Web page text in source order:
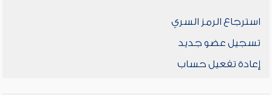
استرجاع الرمز السري
تسجيل عضو جديد
إعادة تفعيل حساب